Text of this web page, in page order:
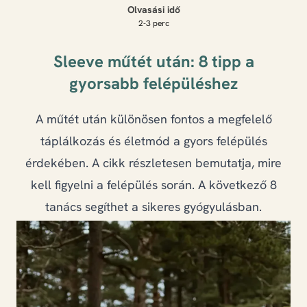
Részletfizetés
Eredmények
Csapat
GYIK
+36 20 823 6419
Olvasási idő
2-3 perc
Sleeve műtét után: 8 tipp a
gyorsabb felépüléshez
A műtét után különösen fontos a megfelelő
táplálkozás és életmód a gyors felépülés
érdekében. A cikk részletesen bemutatja, mire
kell figyelni a felépülés során. A következő 8
tanács segíthet a sikeres gyógyulásban.